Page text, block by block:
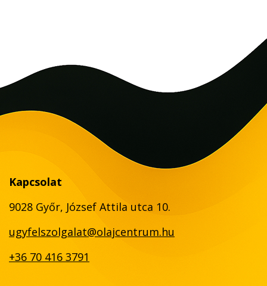
Kapcsolat
9028 Győr, József Attila utca 10.
ugyfelszolgalat@olajcentrum.hu
+36 70 416 3791